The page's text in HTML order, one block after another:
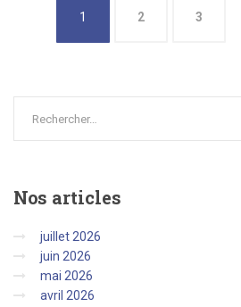
1 2 3
Nos articles
juillet 2026
juin 2026
mai 2026
avril 2026